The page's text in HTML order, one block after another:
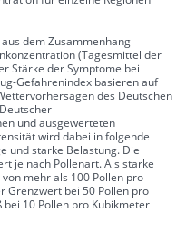
dem Zusammenhang
(Tagesmittel der
Stärke der Symptome bei
Gefahrenindex basieren auf
des Deutschen
und ausgewerteten
wird dabei in folgende
und starke Belastung. Die
je nach Pollenart. Als starke
mehr als 100 Pollen pro
Grenzwert bei 50 Pollen pro
10 Pollen pro Kubikmeter